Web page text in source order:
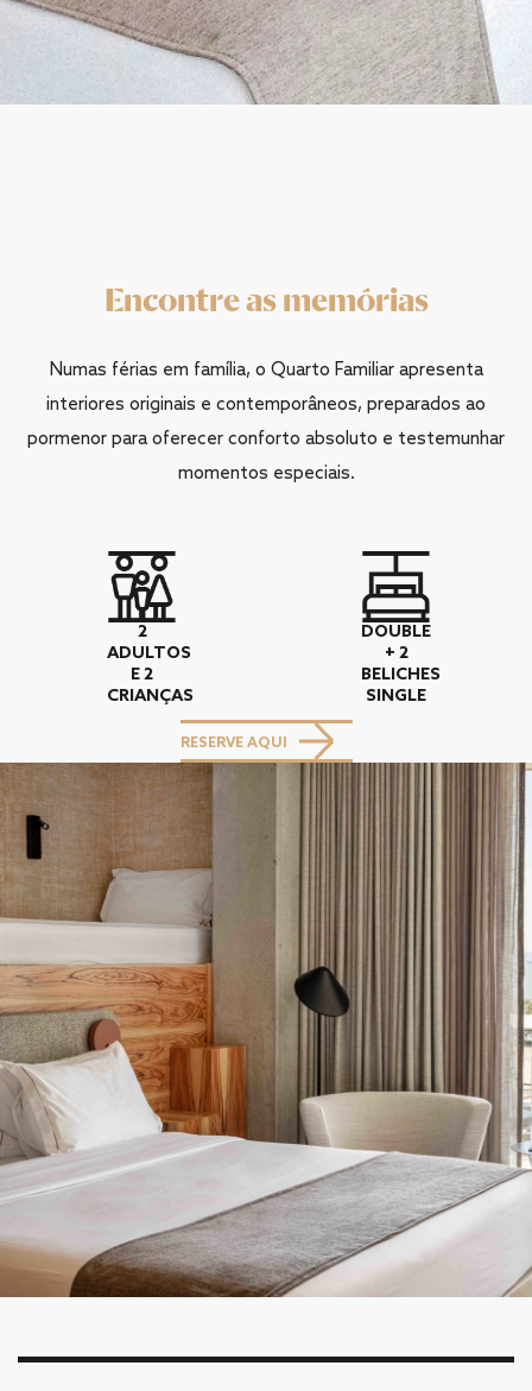
Encontre as memórias
Numas férias em família, o Quarto Familiar apresenta
interiores originais e contemporâneos, preparados ao
pormenor para oferecer conforto absoluto e testemunhar
momentos especiais.
2
ADULTOS
E 2
CRIANÇAS
DOUBLE
+ 2
BELICHES
SINGLE
RESERVE AQUI